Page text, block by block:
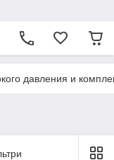
давления и